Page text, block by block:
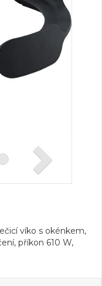
víko s okénkem,
příkon 610 W,